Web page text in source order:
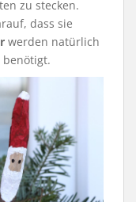
zu stecken.
dass sie
werden natürlich
benötigt.